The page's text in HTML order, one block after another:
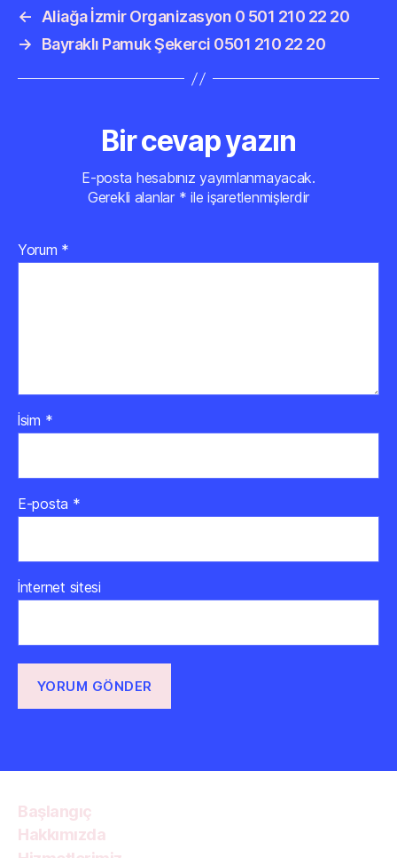
← Aliağa İzmir Organizasyon 0 501 210 22 20
→
Bayraklı Pamuk Şekerci 0501 210 22 20
Bir cevap yazın
E-posta hesabınız yayımlanmayacak.
Gerekli alanlar * ile işaretlenmişlerdir
Yorum *
İsim *
E-posta *
İnternet sitesi
Başlangıç
Hakkımızda